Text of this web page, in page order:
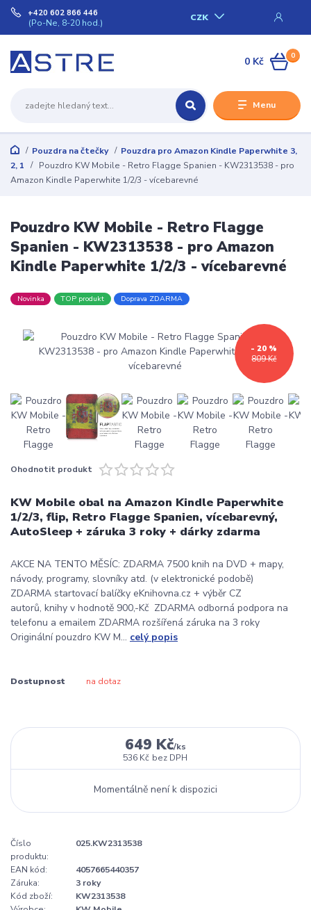
Menu
CZK
+420 602 866 446
(Po-Ne, 8-20 hod.)
0
0 Kč
Pouzdra na čtečky
Pouzdra pro Amazon Kindle Paperwhite 3,
2, 1
Pouzdro KW Mobile - Retro Flagge Spanien - KW2313538 - pro
Amazon Kindle Paperwhite 1/2/3 - vícebarevné
Pouzdro KW Mobile - Retro Flagge
Spanien - KW2313538 - pro Amazon
Kindle Paperwhite 1/2/3 - vícebarevné
Novinka TOP produkt Doprava ZDARMA
809 Kč
- 20 %
Ohodnotit produkt
KW Mobile obal na Amazon Kindle Paperwhite
1/2/3, flip, Retro Flagge Spanien, vícebarevný,
AutoSleep + záruka 3 roky + dárky zdarma
AKCE NA TENTO MĚSÍC: ZDARMA 7500 knih na DVD + mapy,
návody, programy, slovníky atd. (v elektronické podobě)
ZDARMA startovací balíčky eKnihovna.cz + výběr CZ
autorů, knihy v hodnotě 900,-Kč ZDARMA odborná podpora na
telefonu a emailem ZDARMA rozšířená záruka na 3 roky
Originální pouzdro KW M... celý popis
Dostupnost na dotaz
649 Kč/ks
536 Kč bez DPH
Momentálně není k dispozici
Číslo
produktu:
025.KW2313538
EAN kód:
4057665440357
Záruka:
3 roky
Kód zboží:
KW2313538